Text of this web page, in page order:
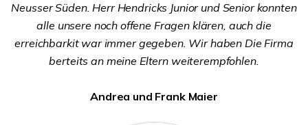
Neusser Süden. Herr Hendricks Junior und Senior konnten
alle unsere noch offene Fragen klären, auch die
erreichbarkit war immer gegeben. Wir haben Die Firma
berteits an meine Eltern weiterempfohlen.
Andrea und Frank Maier